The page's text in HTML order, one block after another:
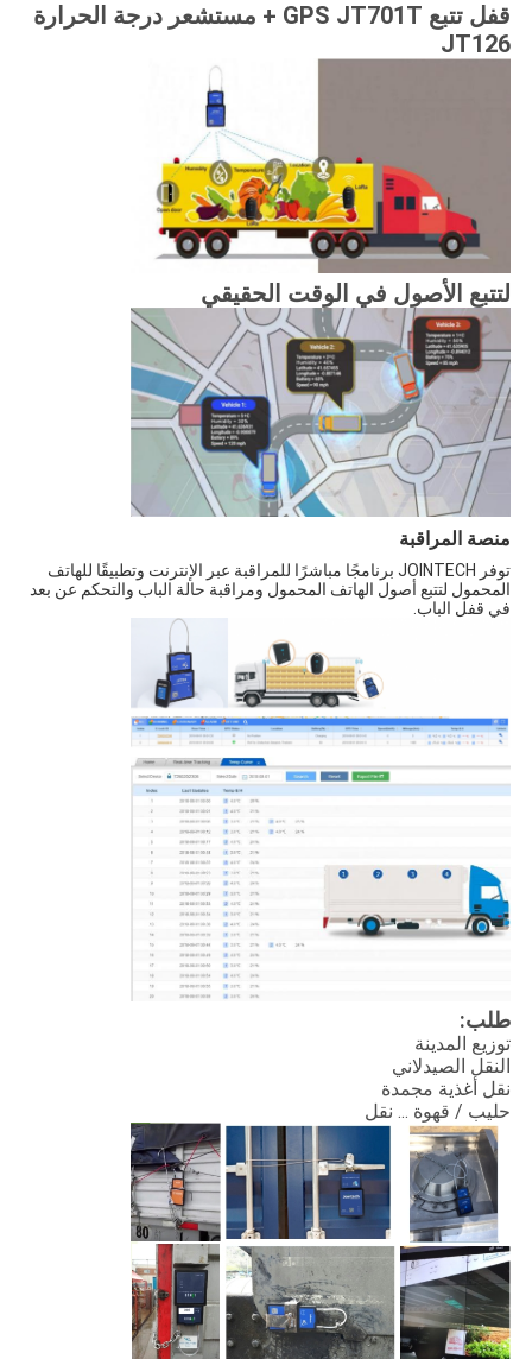
قفل تتبع GPS JT701T + مستشعر درجة الحرارة
JT126
لتتبع الأصول في الوقت الحقيقي
منصة المراقبة
توفر JOINTECH برنامجًا مباشرًا للمراقبة عبر الإنترنت وتطبيقًا للهاتف
المحمول لتتبع أصول الهاتف المحمول ومراقبة حالة الباب والتحكم عن بعد
في قفل الباب.
طلب:
توزيع المدينة
النقل الصيدلاني
نقل أغذية مجمدة
حليب / قهوة ... نقل